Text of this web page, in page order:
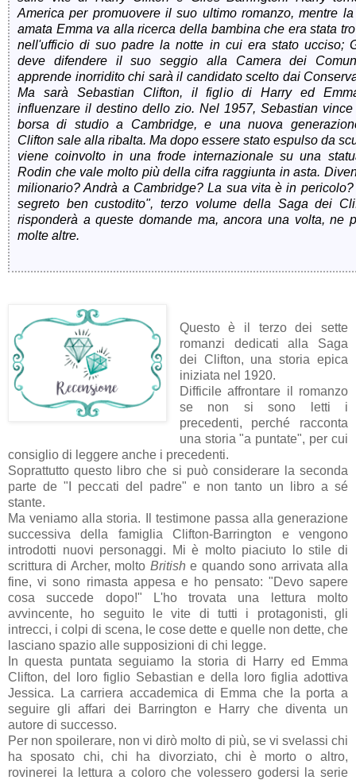
America per promuovere il suo ultimo romanzo, mentre
amata Emma va alla ricerca della bambina che era stata
nell'ufficio di suo padre la notte in cui era stato ucciso;
deve difendere il suo seggio alla Camera dei
apprende inorridito chi sarà il candidato scelto dai
Ma sarà Sebastian Clifton, il figlio di Harry ed
influenzare il destino dello zio. Nel 1957, Sebastian vince
borsa di studio a Cambridge, e una nuova
Clifton sale alla ribalta. Ma dopo essere stato espulso da
viene coinvolto in una frode internazionale su una
Rodin che vale molto più della cifra raggiunta in asta.
milionario? Andrà a Cambridge? La sua vita è in
segreto ben custodito", terzo volume della Saga dei
risponderà a queste domande ma, ancora una volta, ne
molte altre.
Questo è il terzo dei sette
romanzi dedicati alla Saga
dei Clifton, una storia epica
iniziata nel 1920.
Difficile affrontare il romanzo
se non si sono letti i
precedenti, perché racconta
una storia "a puntate", per cui
consiglio di leggere anche i precedenti.
Soprattutto questo libro che si può considerare la seconda
parte de "I peccati del padre" e non tanto un libro a sé
stante.
Ma veniamo alla storia. Il testimone passa alla generazione
successiva della famiglia Clifton-Barrington e vengono
introdotti nuovi personaggi. Mi è molto piaciuto lo stile di
scrittura di Archer, molto British e quando sono arrivata alla
fine, vi sono rimasta appesa e ho pensato: "Devo sapere
cosa succede dopo!" L'ho trovata una lettura molto
avvincente, ho seguito le vite di tutti i protagonisti, gli
intrecci, i colpi di scena, le cose dette e quelle non dette, che
lasciano spazio alle supposizioni di chi legge.
In questa puntata seguiamo la storia di Harry ed Emma
Clifton, del loro figlio Sebastian e della loro figlia adottiva
Jessica. La carriera accademica di Emma che la porta a
seguire gli affari dei Barrington e Harry che diventa un
autore di successo.
Per non spoilerare, non vi dirò molto di più, se vi svelassi chi
ha sposato chi, chi ha divorziato, chi è morto o altro,
rovinerei la lettura a coloro che volessero godersi la serie